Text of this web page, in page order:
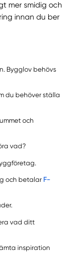
mer smidig och
innan du ber
Bygglov behövs
du behöver ställa
och
vad?
och betalar F-
vad ditt
inspiration